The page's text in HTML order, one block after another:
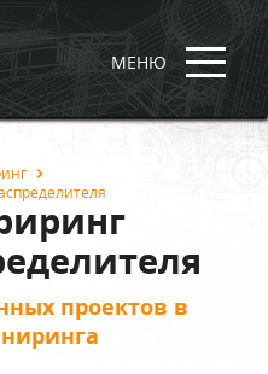
МЕНЮ
проектов в